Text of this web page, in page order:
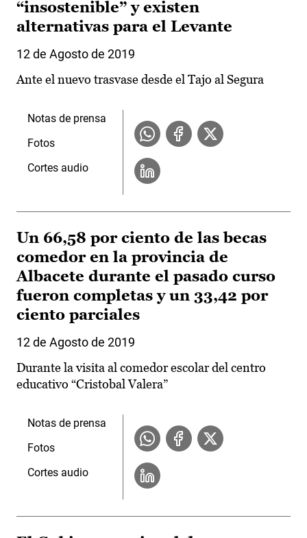
“insostenible” y existen
alternativas para el Levante
12 de Agosto de 2019
Ante el nuevo trasvase desde el Tajo al Segura
Notas de prensa
Fotos
Cortes audio
Un 66,58 por ciento de las becas
comedor en la provincia de
Albacete durante el pasado curso
fueron completas y un 33,42 por
ciento parciales
12 de Agosto de 2019
Durante la visita al comedor escolar del centro
educativo “Cristobal Valera”
Notas de prensa
Fotos
Cortes audio